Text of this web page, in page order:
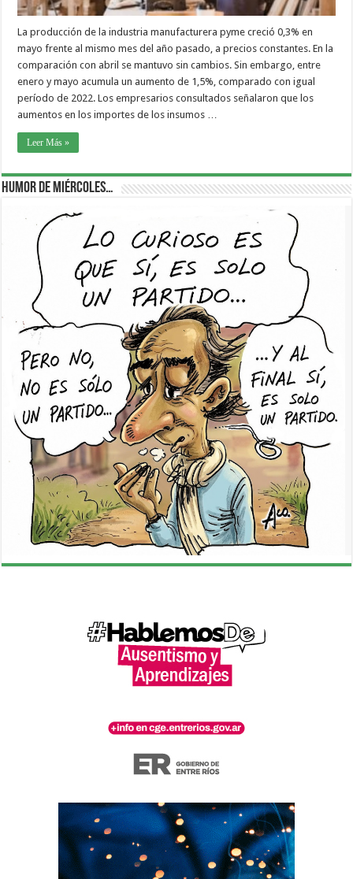
La producción de la industria manufacturera pyme creció 0,3% en
mayo frente al mismo mes del año pasado, a precios constantes. En la
comparación con abril se mantuvo sin cambios. Sin embargo, entre
enero y mayo acumula un aumento de 1,5%, comparado con igual
período de 2022. Los empresarios consultados señalaron que los
aumentos en los importes de los insumos …
Leer Más »
Humor de Miércoles…